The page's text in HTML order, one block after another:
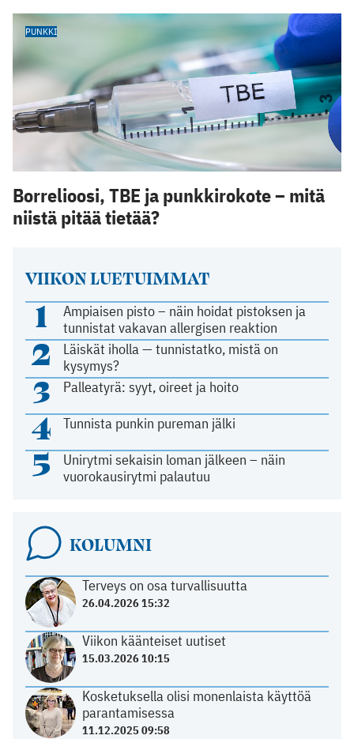
VIIKON LUETUIMMAT
1
Ampiaisen pisto – näin hoidat pistoksen ja
tunnistat vakavan allergisen reaktion
2
Läiskät iholla — tunnistatko, mistä on
kysymys?
3 Palleatyrä: syyt, oireet ja hoito
4 Tunnista punkin pureman jälki
5
Unirytmi sekaisin loman jälkeen – näin
vuorokausirytmi palautuu
KOLUMNI
Terveys on osa turvallisuutta
26.04.2026 15:32
Viikon käänteiset uutiset
15.03.2026 10:15
Kosketuksella olisi monenlaista käyttöä
parantamisessa
11.12.2025 09:58
PUNKKI
Borrelioosi, TBE ja punkkirokote – mitä
niistä pitää tietää?